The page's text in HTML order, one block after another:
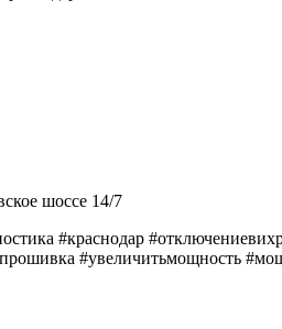
шоссе 14/7
#краснодар
#увеличитьмощность